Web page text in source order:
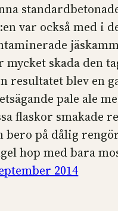
var också med i
mycket skada den
resultatet blev en
pale ale
flaskor smakade
bero på dålig
hop med bara
2014